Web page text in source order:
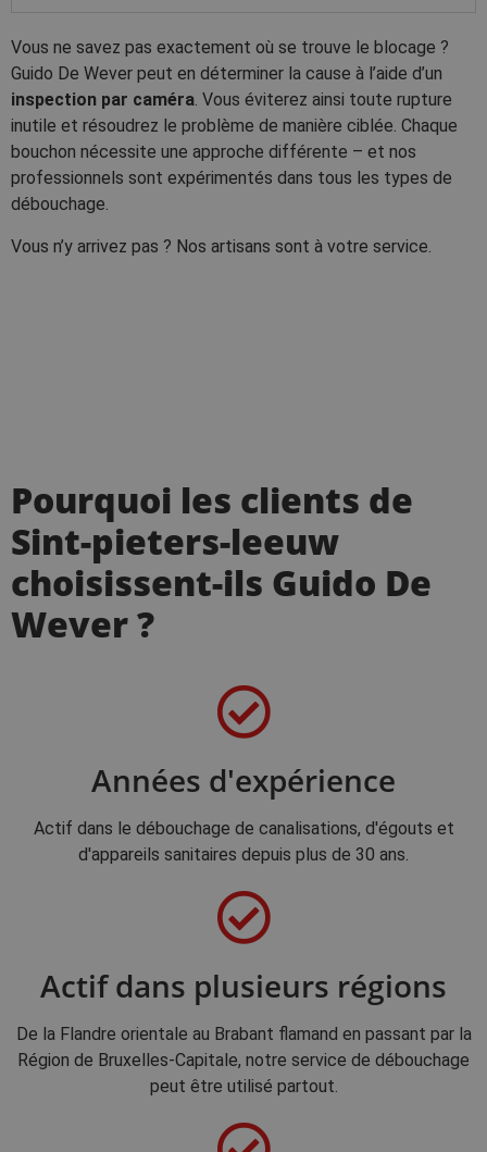
Vous ne savez pas exactement où se trouve le blocage ?
Guido De Wever peut en déterminer la cause à l’aide d’un
inspection par caméra. Vous éviterez ainsi toute rupture
inutile et résoudrez le problème de manière ciblée. Chaque
bouchon nécessite une approche différente – et nos
professionnels sont expérimentés dans tous les types de
débouchage.
Vous n’y arrivez pas ? Nos artisans sont à votre service.
Pourquoi les clients de
Sint-pieters-leeuw
choisissent-ils Guido De
Wever ?
Années d'expérience
Actif dans le débouchage de canalisations, d'égouts et
d'appareils sanitaires depuis plus de 30 ans.
Actif dans plusieurs régions
De la Flandre orientale au Brabant flamand en passant par la
Région de Bruxelles-Capitale, notre service de débouchage
peut être utilisé partout.